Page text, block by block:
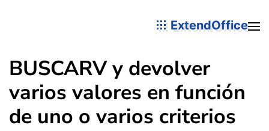
ExtendOffice
BUSCARV y devolver
varios valores en función
de uno o varios criterios